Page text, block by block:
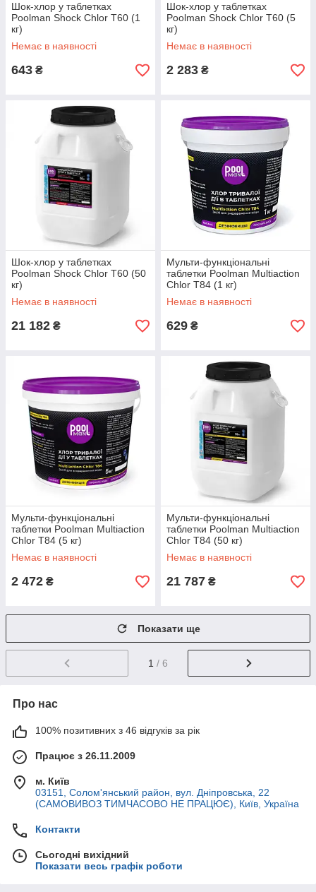
Шок-хлор у таблетках
Poolman Shock Chlor T60 (1
кг)
Немає в наявності
643 ₴
Шок-хлор у таблетках
Poolman Shock Chlor T60 (5
кг)
Немає в наявності
2 283 ₴
Шок-хлор у таблетках
Poolman Shock Chlor T60 (50
кг)
Немає в наявності
21 182 ₴
Мульти-функціональні
таблетки Poolman Multiaction
Chlor T84 (1 кг)
Немає в наявності
629 ₴
Мульти-функціональні
таблетки Poolman Multiaction
Chlor T84 (5 кг)
Немає в наявності
2 472 ₴
Мульти-функціональні
таблетки Poolman Multiaction
Chlor T84 (50 кг)
Немає в наявності
21 787 ₴
Показати ще
1 / 6
Про нас
100% позитивних з 46 відгуків за рік
Працює з 26.11.2009
м. Київ
03151, Солом'янський район, вул. Дніпровська, 22
(САМОВИВОЗ ТИМЧАСОВО НЕ ПРАЦЮЄ), Київ, Україна
Контакти
Сьогодні вихідний
Показати весь графік роботи